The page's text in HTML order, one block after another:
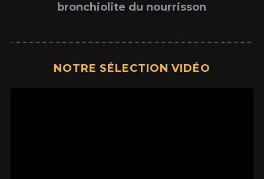
bronchiolite du nourrisson
NOTRE SÉLECTION VIDÉO